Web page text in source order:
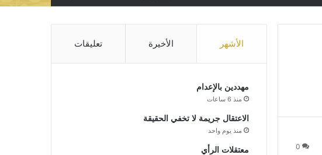
0
الأشهر الأخيرة تعليقات
مهددين بالإعدام
منذ 6 ساعات
الاعتقال جريمة لا تخفي الحقيقة
منذ يوم واحد
معتقلات الرأي